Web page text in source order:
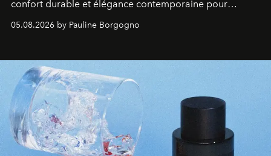
confort durable et élégance contemporaine pour
accompagner les explorations du quotidien.
05.08.2026 by Pauline Borgogno